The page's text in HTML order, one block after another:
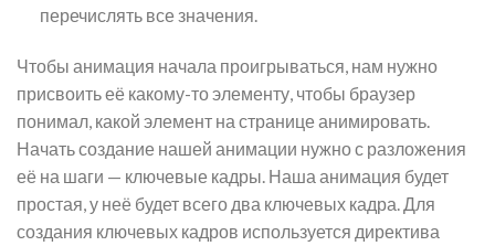
перечислять все значения.
Чтобы анимация начала проигрываться, нам нужно
присвоить её какому-то элементу, чтобы браузер
понимал, какой элемент на странице анимировать.
Начать создание нашей анимации нужно с разложения
её на шаги — ключевые кадры. Наша анимация будет
простая, у неё будет всего два ключевых кадра. Для
создания ключевых кадров используется директива